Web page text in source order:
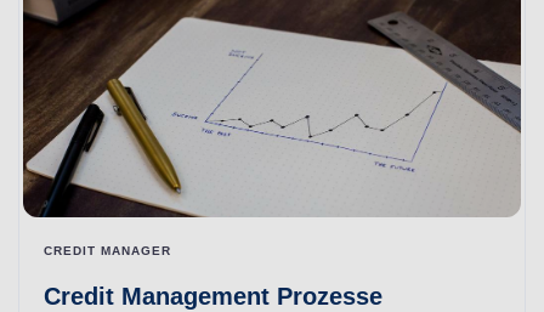
CREDIT MANAGER
Credit Management Prozesse